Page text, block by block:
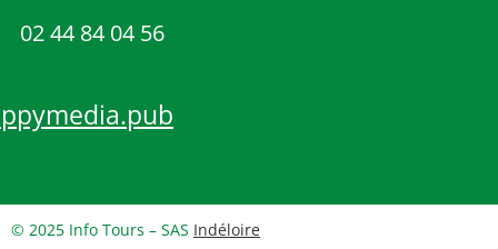
02 44 84 04 56
© 2025 Info Tours – SAS Indéloire